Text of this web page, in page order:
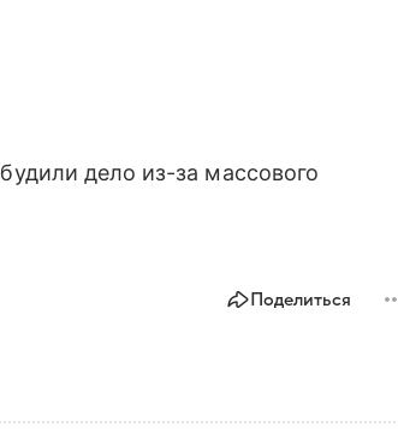
дело из-за массового
Поделиться